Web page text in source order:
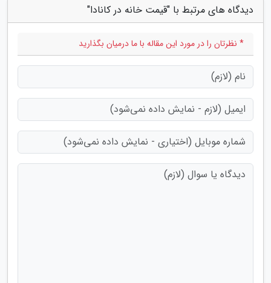
دیدگاه های مرتبط با "قیمت خانه در کانادا"
* نظرتان را در مورد این مقاله با ما درمیان بگذارید